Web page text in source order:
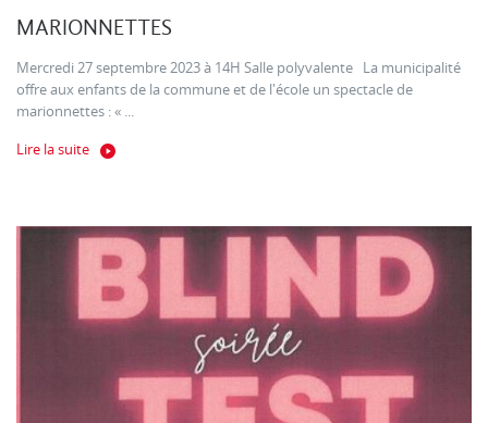
MARIONNETTES
Mercredi 27 septembre 2023 à 14H Salle polyvalente La municipalité
offre aux enfants de la commune et de l'école un spectacle de
marionnettes : « ...
Lire la suite